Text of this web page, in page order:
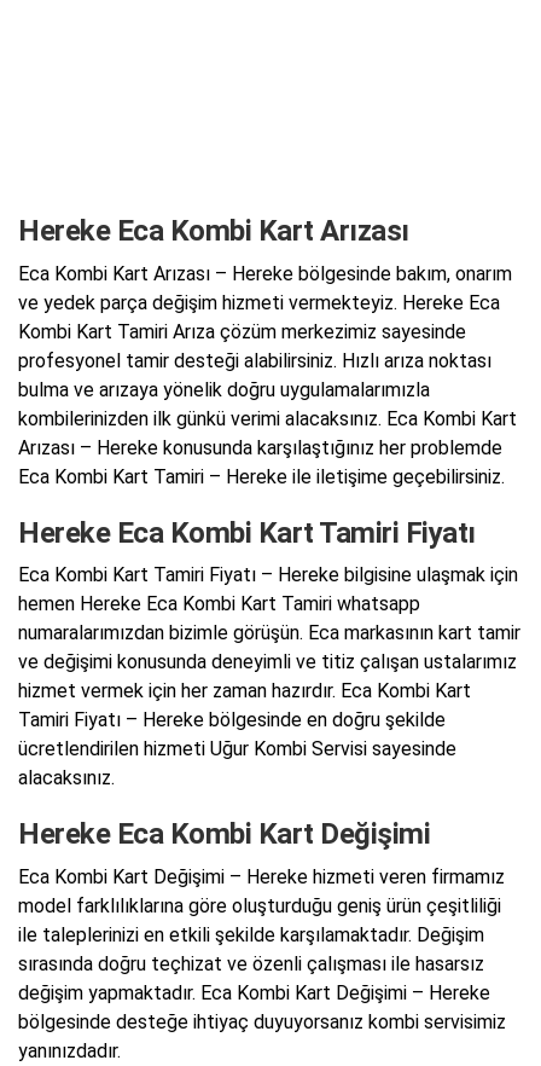
Hereke Eca Kombi Kart Arızası
Eca Kombi Kart Arızası – Hereke bölgesinde bakım, onarım
ve yedek parça değişim hizmeti vermekteyiz. Hereke Eca
Kombi Kart Tamiri Arıza çözüm merkezimiz sayesinde
profesyonel tamir desteği alabilirsiniz. Hızlı arıza noktası
bulma ve arızaya yönelik doğru uygulamalarımızla
kombilerinizden ilk günkü verimi alacaksınız. Eca Kombi Kart
Arızası – Hereke konusunda karşılaştığınız her problemde
Eca Kombi Kart Tamiri – Hereke ile iletişime geçebilirsiniz.
Hereke Eca Kombi Kart Tamiri Fiyatı
Eca Kombi Kart Tamiri Fiyatı – Hereke bilgisine ulaşmak için
hemen Hereke Eca Kombi Kart Tamiri whatsapp
numaralarımızdan bizimle görüşün. Eca markasının kart tamir
ve değişimi konusunda deneyimli ve titiz çalışan ustalarımız
hizmet vermek için her zaman hazırdır. Eca Kombi Kart
Tamiri Fiyatı – Hereke bölgesinde en doğru şekilde
ücretlendirilen hizmeti Uğur Kombi Servisi sayesinde
alacaksınız.
Hereke Eca Kombi Kart Değişimi
Eca Kombi Kart Değişimi – Hereke hizmeti veren firmamız
model farklılıklarına göre oluşturduğu geniş ürün çeşitliliği
ile taleplerinizi en etkili şekilde karşılamaktadır. Değişim
sırasında doğru teçhizat ve özenli çalışması ile hasarsız
değişim yapmaktadır. Eca Kombi Kart Değişimi – Hereke
bölgesinde desteğe ihtiyaç duyuyorsanız kombi servisimiz
yanınızdadır.